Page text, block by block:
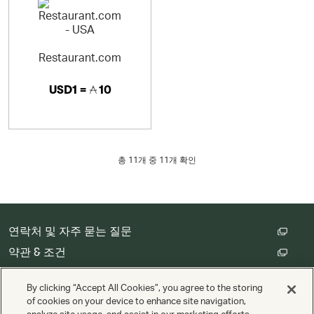
Restaurant.com
USD1 = 10
총 11개 중 11개 확인
연락처 및 자주 묻는 질문
약관 & 조건
쿠키 설정
By clicking “Accept All Cookies”, you agree to the storing
of cookies on your device to enhance site navigation,